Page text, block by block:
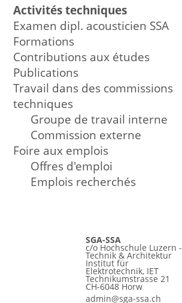
Activités techniques
Examen dipl. acousticien SSA
Formations
Contributions aux études
Publications
Travail dans des commissions
techniques
Groupe de travail interne
Commission externe
Foire aux emplois
Offres d'emploi
Emplois recherchés
SGA-SSA
c/o Hochschule Luzern -
Technik & Architektur
Institut für
Elektrotechnik, IET
Technikumstrasse 21
CH-6048 Horw
admin@sga-ssa.ch